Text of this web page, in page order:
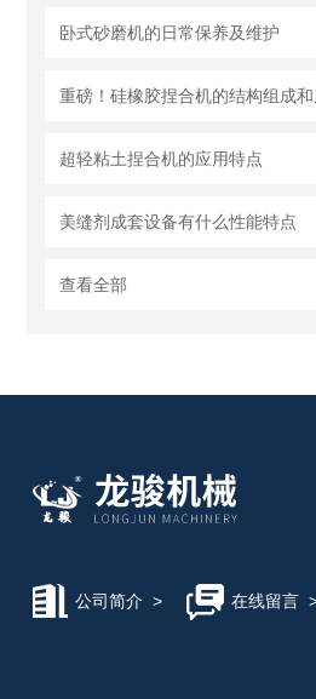
卧式砂磨机的日常保养及维护
超轻粘土捏合机的应用特点
美缝剂成套设备有什么性能特点
查看全部
公司简介 > 在线留言